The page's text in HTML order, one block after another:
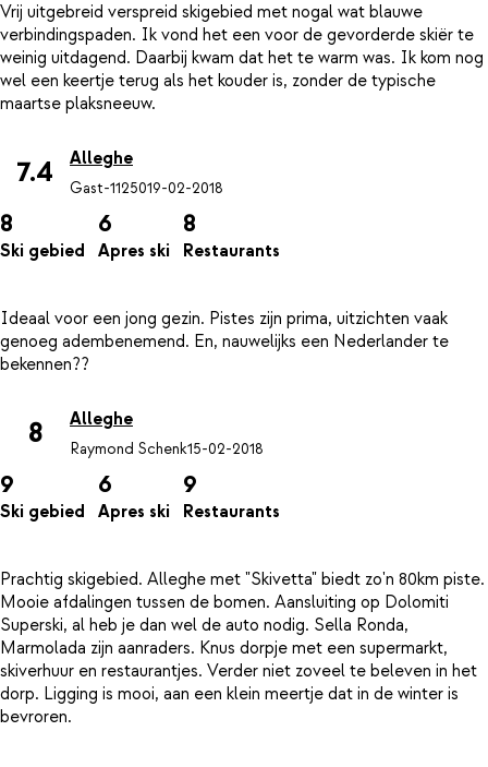
Vrij uitgebreid verspreid skigebied met nogal wat blauwe
verbindingspaden. Ik vond het een voor de gevorderde skiër te
weinig uitdagend. Daarbij kwam dat het te warm was. Ik kom nog
wel een keertje terug als het kouder is, zonder de typische
7.4 Alleghe
Gast-1125019-02-2018
8
Ski gebied
6
Apres ski
8
Restaurants
Ideaal voor een jong gezin. Pistes zijn prima, uitzichten vaak
genoeg adembenemend. En, nauwelijks een Nederlander te
8 Alleghe
Raymond Schenk15-02-2018
9
Ski gebied
6
Apres ski
9
Restaurants
Prachtig skigebied. Alleghe met "Skivetta" biedt zo'n 80km piste.
Mooie afdalingen tussen de bomen. Aansluiting op Dolomiti
Superski, al heb je dan wel de auto nodig. Sella Ronda,
Marmolada zijn aanraders. Knus dorpje met een supermarkt,
skiverhuur en restaurantjes. Verder niet zoveel te beleven in het
dorp. Ligging is mooi, aan een klein meertje dat in de winter is